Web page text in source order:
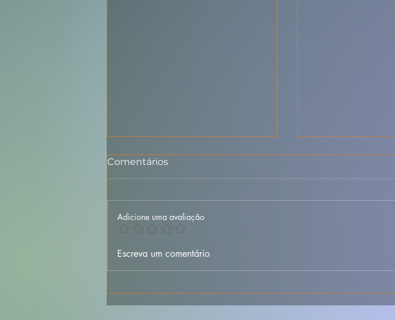
Sopa de Entulho – Receita
Comentários
Adicione uma avaliação
Escreva um comentário